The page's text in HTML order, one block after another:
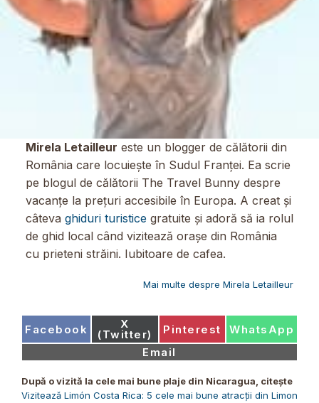
Mirela Letailleur este un blogger de călătorii din
România care locuiește în Sudul Franței. Ea scrie
pe blogul de călătorii The Travel Bunny despre
vacanțe la prețuri accesibile în Europa. A creat și
câteva ghiduri turisticegratuite și adoră să ia rolul
de ghid local când vizitează orașe din România
cu prieteni străini. Iubitoare de cafea.
Mai multe despre Mirela Letailleur
Share
Facebook Share
on
X
(Twitter) Share
Pinterest Share
WhatsApp
Share
on
Email
După o vizită la cele mai bune plaje din Nicaragua, citește
Vizitează Limón Costa Rica: 5 cele mai bune atracții din Limon